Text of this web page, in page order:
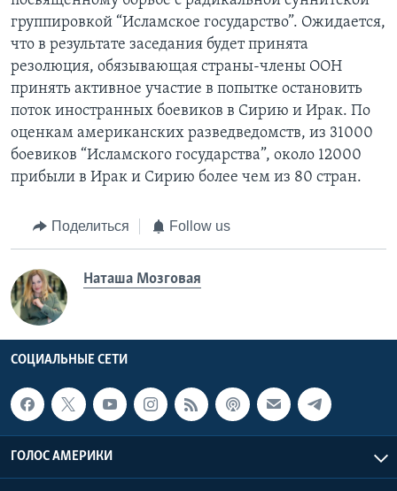
группировкой “Исламское государство”. Ожидается,
что в результате заседания будет принята
резолюция, обязывающая страны-члены ООН
принять активное участие в попытке остановить
поток иностранных боевиков в Сирию и Ирак. По
оценкам американских разведведомств, из 31000
боевиков “Исламского государства”, около 12000
прибыли в Ирак и Сирию более чем из 80 стран.
Поделиться Follow us
Наташа Мозговая
СОЦИАЛЬНЫЕ СЕТИ
ГОЛОС АМЕРИКИ